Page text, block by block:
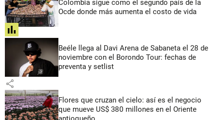
Colombia sigue como el segundo país de la
Ocde donde más aumenta el costo de vida
share
Beéle llega al Davi Arena de Sabaneta el 28 de
noviembre con el Borondo Tour: fechas de
preventa y setlist
share
Flores que cruzan el cielo: así es el negocio
que mueve US$ 380 millones en el Oriente